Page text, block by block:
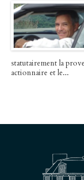
statutairement la
actionnaire et le...